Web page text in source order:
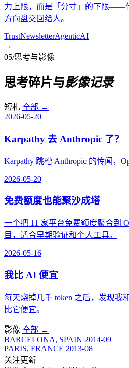
力上限，而是「分寸」的下限——
方向盘交回给人。
TrustNewsletterAgenticAI
→
05/思考与影像
思考碎片与影像记录
短札 全部 →
2026-05-20
Karpathy 去 Anthropic 了？
Karpathy 跳槽 Anthropic 的传闻，
2026-05-20
免费额度也能聚沙成塔
一个把 11 家平台免费额度聚合到
目，适合早期验证和个人工具。
2026-05-16
我比 AI 便宜
每天烧掉几千 token 之后，发现
比它便宜。
影像 全部 →
BARCELONA, SPAIN 2014-09
PARIS, FRANCE 2013-08
关注更新